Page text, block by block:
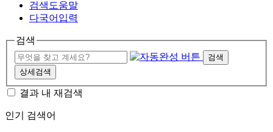
검색도움말
다국어입력
검색
검색
상세검색
결과 내 재검색
인기 검색어